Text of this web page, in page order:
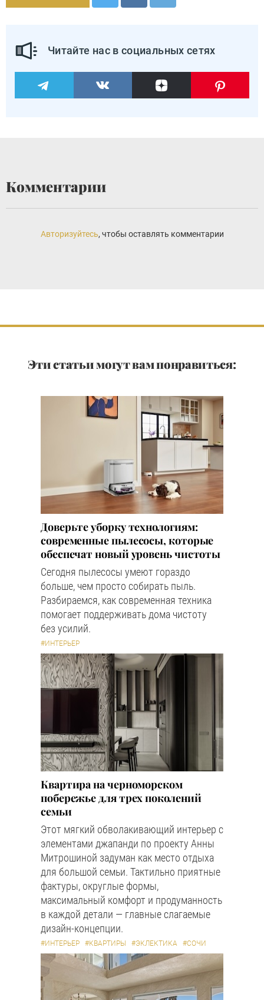
Читайте нас в социальных сетях
Комментарии
Авторизуйтесь, чтобы оставлять комментарии
Эти статьи могут вам понравиться:
Доверьте уборку технологиям:
современные пылесосы, которые
обеспечат новый уровень чистоты
Сегодня пылесосы умеют гораздо
больше, чем просто собирать пыль.
Разбираемся, как современная техника
помогает поддерживать дома чистоту
без усилий.
#ИНТЕРЬЕР
Квартира на черноморском
побережье для трех поколений
семьи
Этот мягкий обволакивающий интерьер с
элементами джапанди по проекту Анны
Митрошиной задуман как место отдыха
для большой семьи. Тактильно приятные
фактуры, округлые формы,
максимальный комфорт и продуманность
в каждой детали — главные слагаемые
дизайн-концепции.
#ИНТЕРЬЕР #КВАРТИРЫ #ЭКЛЕКТИКА #СОЧИ